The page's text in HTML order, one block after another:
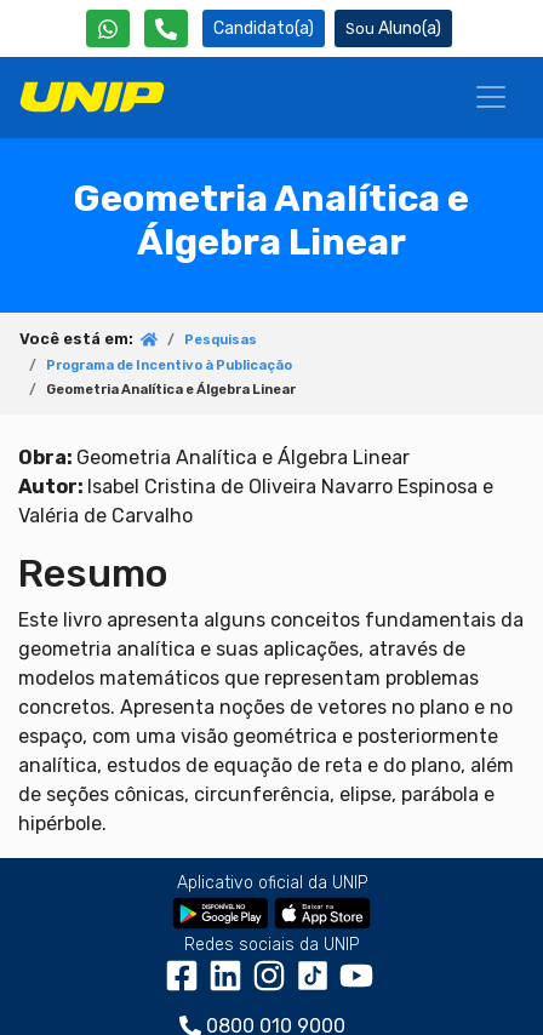
Candidato(a) Aluno(a)
Geometria Analítica e
Álgebra Linear
Você está em:
Pesquisas
Programa de Incentivo à Publicação
Geometria Analítica e Álgebra Linear
Obra: Geometria Analítica e Álgebra Linear
Autor: Isabel Cristina de Oliveira Navarro Espinosa e
Valéria de Carvalho
Resumo
Este livro apresenta alguns conceitos fundamentais da
geometria analítica e suas aplicações, através de
modelos matemáticos que representam problemas
concretos. Apresenta noções de vetores no plano e no
espaço, com uma visão geométrica e posteriormente
analítica, estudos de equação de reta e do plano, além
de seções cônicas, circunferência, elipse, parábola e
hipérbole.
Aplicativo oficial da UNIP
Redes sociais da UNIP
0800 010 9000